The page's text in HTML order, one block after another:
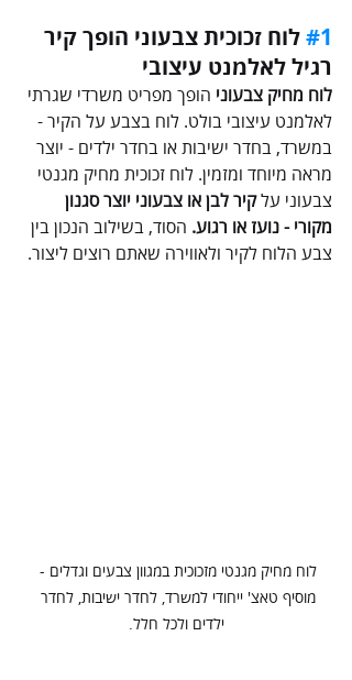
#1 לוח זכוכית צבעוני הופך קיר
רגיל לאלמנט עיצובי
לוח מחיק צבעוני הופך מפריט משרדי שגרתי
לאלמנט עיצובי בולט. לוח בצבע על הקיר -
במשרד, בחדר ישיבות או בחדר ילדים - יוצר
מראה מיוחד ומזמין. לוח זכוכית מחיק מגנטי
צבעוני על קיר לבן או צבעוני יוצר סגנון
מקורי - נועז או רגוע. הסוד, בשילוב הנכון בין
צבע הלוח לקיר ולאווירה שאתם רוצים ליצור.
לוח מחיק מגנטי מזכוכית במגוון צבעים וגדלים -
מוסיף טאצ' ייחודי למשרד, לחדר ישיבות, לחדר
ילדים ולכל חלל.